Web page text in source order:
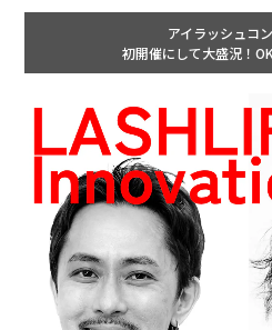
アイラッシュコ
初開催にして大盛況！